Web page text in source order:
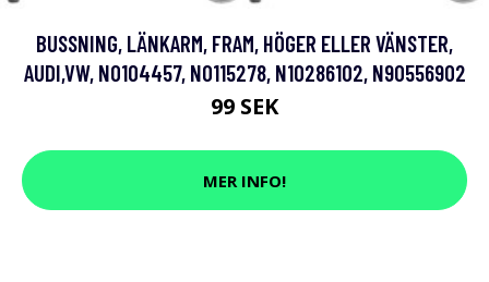
BUSSNING, LÄNKARM, FRAM, HÖGER ELLER VÄNSTER,
AUDI,VW, N0104457, N0115278, N10286102, N90556902
99 SEK
MER INFO!